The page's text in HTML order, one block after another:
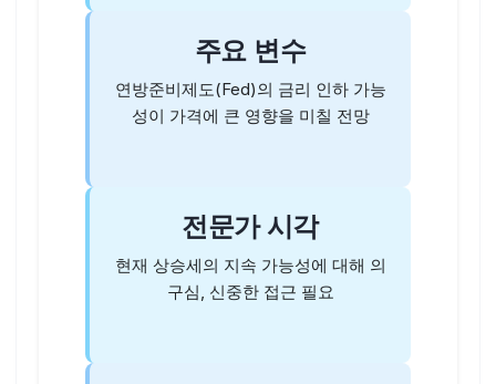
주요 변수
연방준비제도(Fed)의 금리 인하 가능
성이 가격에 큰 영향을 미칠 전망
전문가 시각
현재 상승세의 지속 가능성에 대해 의
구심, 신중한 접근 필요